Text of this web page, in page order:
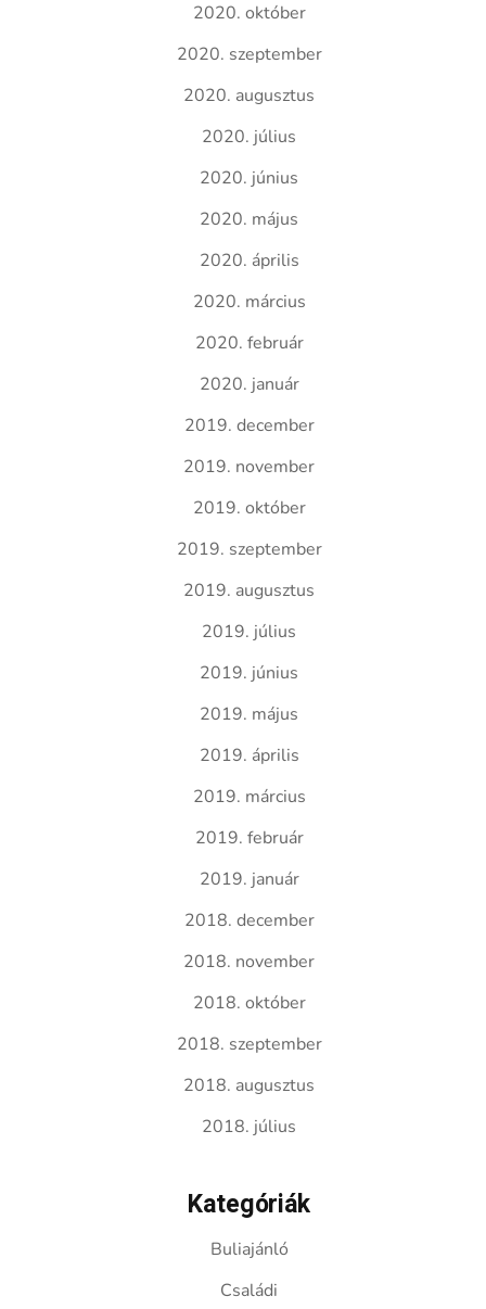
2020. október
2020. szeptember
2020. augusztus
2020. július
2020. június
2020. május
2020. április
2020. március
2020. február
2020. január
2019. december
2019. november
2019. október
2019. szeptember
2019. augusztus
2019. július
2019. június
2019. május
2019. április
2019. március
2019. február
2019. január
2018. december
2018. november
2018. október
2018. szeptember
2018. augusztus
2018. július
Kategóriák
Buliajánló
Családi